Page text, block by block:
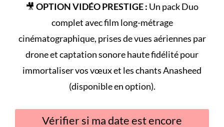
🎥 OPTION VIDÉO PRESTIGE : Un pack Duo
complet avec film long-métrage
cinématographique, prises de vues aériennes par
drone et captation sonore haute fidélité pour
immortaliser vos vœux et les chants Anasheed
(disponible en option).
Vérifier si ma date est encore